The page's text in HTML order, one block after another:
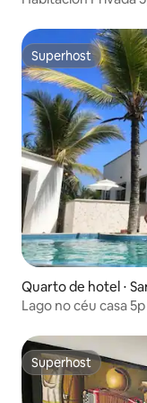
Superhost
Superhost
Quarto de hotel ⋅
Lago no céu casa
Superhost
Superhost